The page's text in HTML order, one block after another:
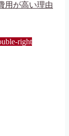
用が高い理由
right